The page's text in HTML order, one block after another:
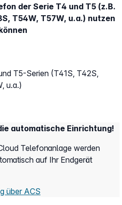
der Serie T4 und T5 (z.B.
T54W, T57W, u.a.) nutzen
T5-Serien (T41S, T42S,
u.a.)
automatische Einrichtung!
Telefonanlage werden
auf Ihr Endgerät
über ACS